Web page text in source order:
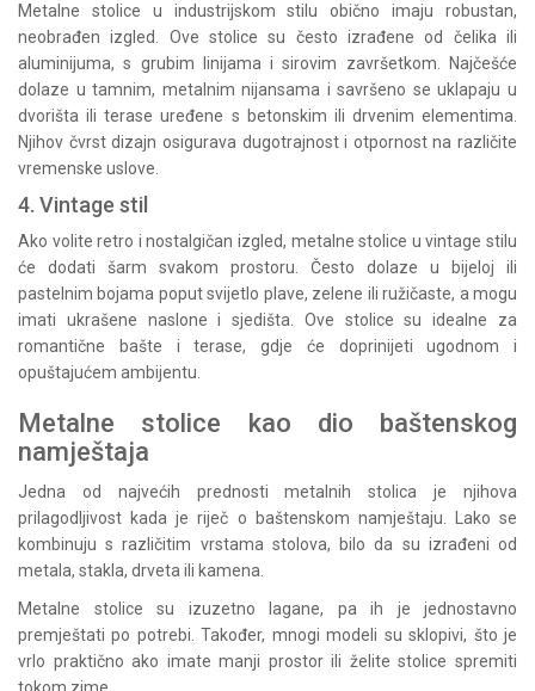
Metalne stolice u industrijskom stilu obično imaju robustan,
neobrađen izgled. Ove stolice su često izrađene od čelika ili
aluminijuma, s grubim linijama i sirovim završetkom. Najčešće
dolaze u tamnim, metalnim nijansama i savršeno se uklapaju u
dvorišta ili terase uređene s betonskim ili drvenim elementima.
Njihov čvrst dizajn osigurava dugotrajnost i otpornost na različite
vremenske uslove.
4. Vintage stil
Ako volite retro i nostalgičan izgled, metalne stolice u vintage stilu
će dodati šarm svakom prostoru. Često dolaze u bijeloj ili
pastelnim bojama poput svijetlo plave, zelene ili ružičaste, a mogu
imati ukrašene naslone i sjedišta. Ove stolice su idealne za
romantične bašte i terase, gdje će doprinijeti ugodnom i
opuštajućem ambijentu.
Metalne stolice kao dio baštenskog
namještaja
Jedna od najvećih prednosti metalnih stolica je njihova
prilagodljivost kada je riječ o baštenskom namještaju. Lako se
kombinuju s različitim vrstama stolova, bilo da su izrađeni od
metala, stakla, drveta ili kamena.
Metalne stolice su izuzetno lagane, pa ih je jednostavno
premještati po potrebi. Također, mnogi modeli su sklopivi, što je
vrlo praktično ako imate manji prostor ili želite stolice spremiti